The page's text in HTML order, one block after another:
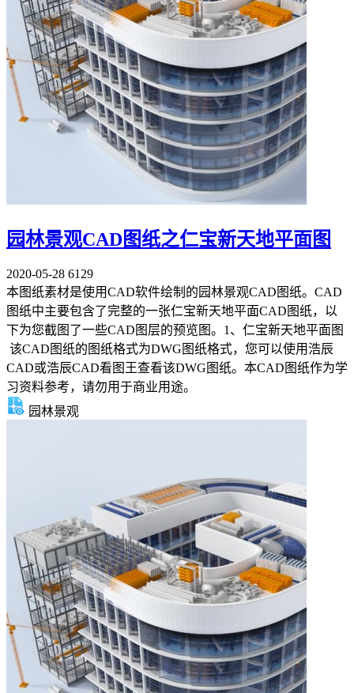
园林景观CAD图纸之仁宝新天地平面图
2020-05-28 6129
本图纸素材是使用CAD软件绘制的园林景观CAD图纸。CAD
图纸中主要包含了完整的一张仁宝新天地平面CAD图纸，以
下为您截图了一些CAD图层的预览图。1、仁宝新天地平面图
该CAD图纸的图纸格式为DWG图纸格式，您可以使用浩辰
CAD或浩辰CAD看图王查看该DWG图纸。本CAD图纸作为学
习资料参考，请勿用于商业用途。
园林景观